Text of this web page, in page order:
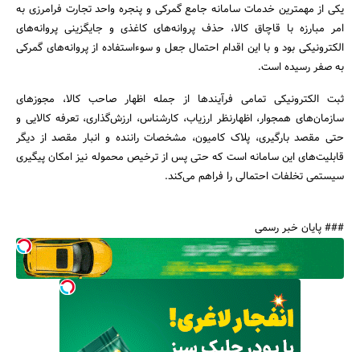
جستجو
یکی از مهمترین خدمات سامانه جامع گمرکی و پنجره واحد تجارت فرامرزی به
امر مبارزه با قاچاق کالا، حذف پروانه‌های کاغذی و جایگزینی پروانه‌های
الکترونیکی بود و با این اقدام احتمال جعل و سوءاستفاده از پروانه‌های گمرکی
به صفر رسیده است.
ثبت الکترونیکی تمامی فرآیندها از جمله اظهار صاحب کالا، مجوزهای
سازمان‌های همجوار، اظهارنظر ارزیاب، کارشناس، ارزش‌گذاری، تعرفه کالایی و
حتی مقصد بارگیری، پلاک کامیون، مشخصات راننده و انبار مقصد از دیگر
قابلیت‌های این سامانه است که حتی پس از ترخیص محموله نیز امکان پیگیری
سیستمی تخلفات احتمالی را فراهم می‌کند.
### پایان خبر رسمی